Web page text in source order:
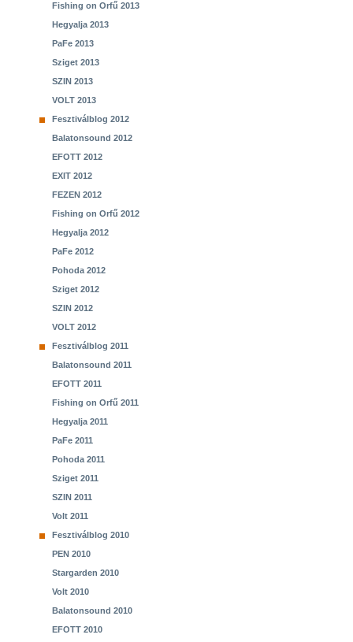
Fishing on Orfű 2013
Hegyalja 2013
PaFe 2013
Sziget 2013
SZIN 2013
VOLT 2013
Fesztiválblog 2012
Balatonsound 2012
EFOTT 2012
EXIT 2012
FEZEN 2012
Fishing on Orfű 2012
Hegyalja 2012
PaFe 2012
Pohoda 2012
Sziget 2012
SZIN 2012
VOLT 2012
Fesztiválblog 2011
Balatonsound 2011
EFOTT 2011
Fishing on Orfű 2011
Hegyalja 2011
PaFe 2011
Pohoda 2011
Sziget 2011
SZIN 2011
Volt 2011
Fesztiválblog 2010
PEN 2010
Stargarden 2010
Volt 2010
Balatonsound 2010
EFOTT 2010